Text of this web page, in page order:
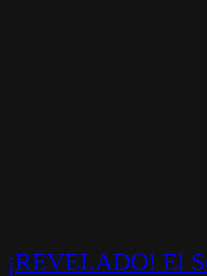
¡REVELADO! El